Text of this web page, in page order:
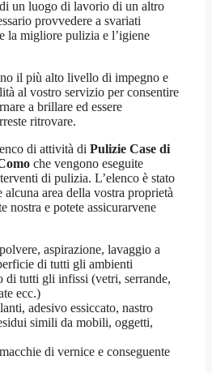
un luogo di lavorio di un altro
provvedere a svariati
la migliore pulizia e l’igiene
il più alto livello di impegno e
al vostro servizio per consentire
a brillare ed essere
ritrovare.
di attività di Pulizie Case di
che vengono eseguite
di pulizia. L’elenco è stato
alcuna area della vostra proprietà
nostra e potete assicurarvene
aspirazione, lavaggio a
di tutti gli ambienti
di tutti gli infissi (vetri, serrande,
ecc.)
adesivo essiccato, nastro
simili da mobili, oggetti,
di vernice e conseguente